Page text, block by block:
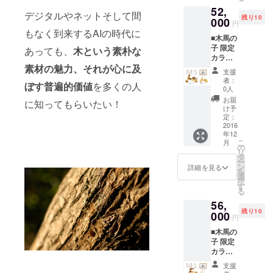
デジタルやネットそして間
もなく到来するAIの時代に
あっても、 木という素朴な
素材の魅力、それが心に及
ぼす普遍的価値を多くの人
に知ってもらいたい！
です。
注）す
べての
お届け
は新工
場立ち
上げ後
となり
ます。
ご了承
くださ
い。
が入り
ます。
があれ
ば支援
の方の
名前な
ども刻
印でき
ます。
（別途
手間代
１００
０円か
かりま
す）材
料は秩
です。
注）す
べての
お届け
は新工
場立ち
上げ後
たしま
す。制
作ロッ
トナン
バーと
作者の
手書き
サイン
入りプ
レート
付きで
す。開
発中に
描かれ
たス
ケッチ
も額装
ます。
※尚、現
ラーを
ご希望
の場合
でも、
52,
000 円
残り10
■木馬の
子 限定
カラー
バー
ジョン
M5S 本
プロ
ジェク
ト用に
作られ
た限定
カラー
バー
ジョン
を特別
たしま
す。制
作ロッ
トナン
バーと
作者の
手書き
支援
者：
0人
お届
け予
定：
2016
年12
月
詳細を見る
こ
の
リ
タ
ー
ン
を
選
択
す
る
56,
000 円
残り10
■木馬の
子 限定
カラー
バー支援